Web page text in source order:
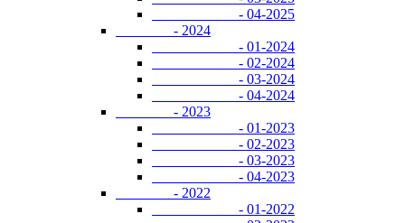
- 04-2025
- 2024
- 01-2024
- 02-2024
- 03-2024
- 04-2024
- 2023
- 01-2023
- 02-2023
- 03-2023
- 04-2023
- 2022
- 01-2022